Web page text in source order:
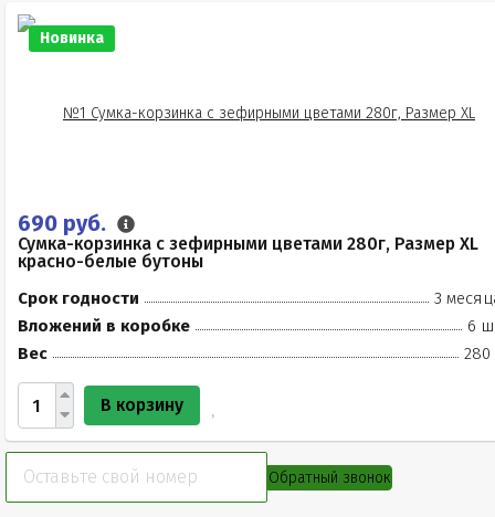
Новинка
690 руб.
Сумка-корзинка с зефирными цветами 280г, Размер XL
красно-белые бутоны
Срок годности
3
Вложений в коробке
6
Вес
280
В корзину
Обратный звонок